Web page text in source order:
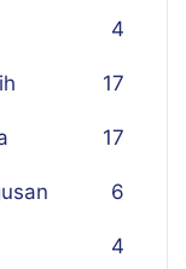
4
17
17
6
4